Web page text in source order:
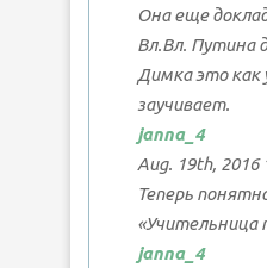
Она еще
Вл.Вл. Путина
Димка это как
заучивает.
janna_4
Aug. 19th, 2016
Теперь
«Учительница
janna_4